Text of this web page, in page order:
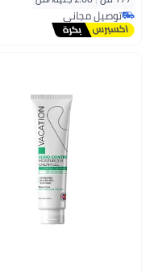
توصيل مجاني
توصيل مجاني